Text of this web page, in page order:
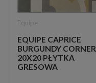
EQUIPE CAPRICE
BURGUNDY CORNER
20X20 PŁYTKA
GRESOWA